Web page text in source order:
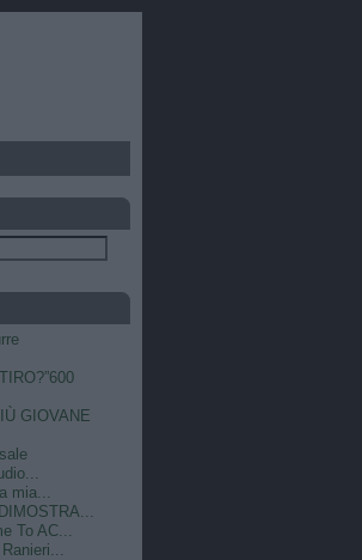
GIOVANE
mia...
To AC...